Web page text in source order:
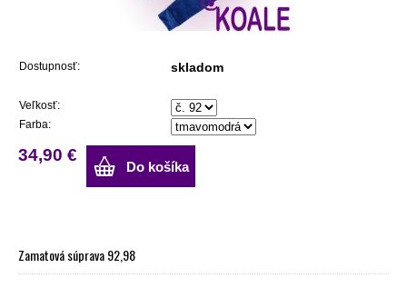
Dostupnosť: skladom
Veľkosť:
Farba:
34,90 €
Do košíka
Zamatová súprava 92,98